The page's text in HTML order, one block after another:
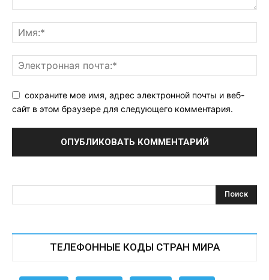
сохраните мое имя, адрес электронной почты и веб-
сайт в этом браузере для следующего комментария.
ТЕЛЕФОННЫЕ КОДЫ СТРАН МИРА